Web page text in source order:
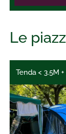
Le
Tenda < 3.5M